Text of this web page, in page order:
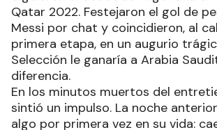
Qatar 2022. Festejaron el gol de
Messi por chat y coincidieron, al
primera etapa, en un augurio
Selección le ganaría a Arabia
diferencia.
En los minutos muertos del
sintió un impulso. La noche
algo por primera vez en su vida: